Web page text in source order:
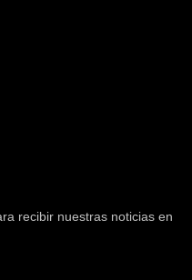
recibir nuestras noticias en